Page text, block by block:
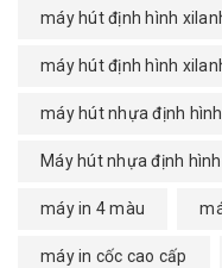
máy hút định hình
máy hút định hình
máy hút nhựa định hình
Máy hút nhựa định
máy in 4 màu
máy in cốc cao cấp